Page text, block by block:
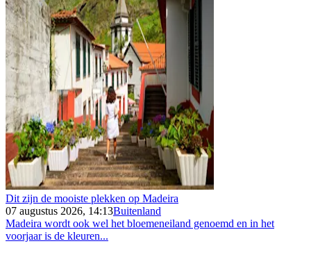
Dit zijn de mooiste plekken op Madeira
07 augustus 2026, 14:13Buitenland
Madeira wordt ook wel het bloemeneiland genoemd en in het
voorjaar is de kleuren...